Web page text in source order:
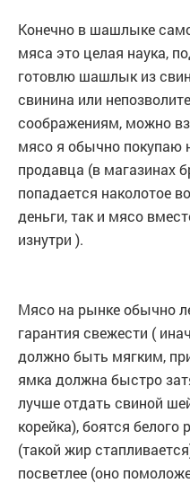
Конечно в шашлыке
мяса это целая наука,
готовлю шашлык из
свинина или
соображениям, можно
мясо я обычно покупаю
продавца (в магазинах
попадается наколотое
деньги, так и мясо
изнутри ).
Мясо на рынке обычно
гарантия свежести (
должно быть мягким,
ямка должна быстро
лучше отдать свиной
корейка), боятся
(такой жир
посветлее (оно